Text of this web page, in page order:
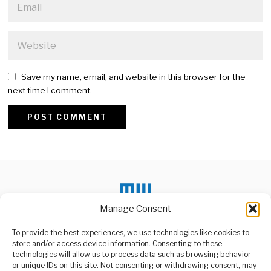
Manage Consent
To provide the best experiences, we use technologies like cookies to
store and/or access device information. Consenting to these
technologies will allow us to process data such as browsing behavior
or unique IDs on this site. Not consenting or withdrawing consent, may
Save my name, email, and website in this browser for the
next time I comment.
6 sentenced to death,
including soldiers for
2021 Ghana coup plot